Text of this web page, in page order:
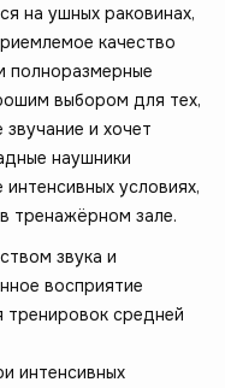
на ушных раковинах,
качество
полноразмерные
выбором для тех,
и хочет
наушники
условиях,
тренажёрном зале.
звука и
восприятие
средней
интенсивных